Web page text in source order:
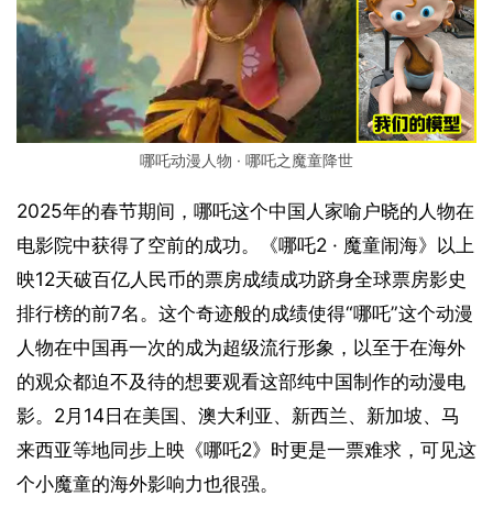
哪吒动漫人物 · 哪吒之魔童降世
2025年的春节期间，哪吒这个中国人家喻户晓的人物在
电影院中获得了空前的成功。《哪吒2 · 魔童闹海》以上
映12天破百亿人民币的票房成绩成功跻身全球票房影史
排行榜的前7名。这个奇迹般的成绩使得“哪吒”这个动漫
人物在中国再一次的成为超级流行形象，以至于在海外
的观众都迫不及待的想要观看这部纯中国制作的动漫电
影。2月14日在美国、澳大利亚、新西兰、新加坡、马
来西亚等地同步上映《哪吒2》时更是一票难求，可见这
个小魔童的海外影响力也很强。